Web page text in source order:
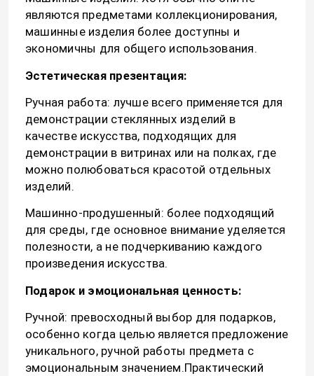
контроль качества
контактные данные
Отправить запрос
Стеклянные бутылки
Стеклянные чашки
являются предметами коллекционирования,
машинные изделия более доступны и
экономичны для общего использования.
Эстетическая презентация:
Ручная работа: лучше всего применяется для
демонстрации стеклянных изделий в
качестве искусства, подходящих для
демонстрации в витринах или на полках, где
можно полюбоваться красотой отдельных
изделий.
Машинно-продушенный: более подходящий
для среды, где основное внимание уделяется
полезности, а не подчеркиванию каждого
произведения искусства.
Подарок и эмоциональная ценность:
Ручной: превосходный выбор для подарков,
особенно когда целью является предложение
уникального, ручной работы предмета с
эмоциональным значением.Практический